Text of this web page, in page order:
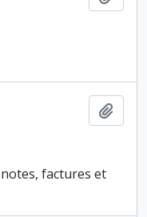
factures et